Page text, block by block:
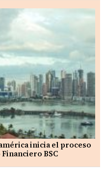
inicia el proceso
BSC